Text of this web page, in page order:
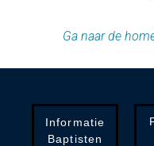
Ga naar de
Informatie
Baptisten